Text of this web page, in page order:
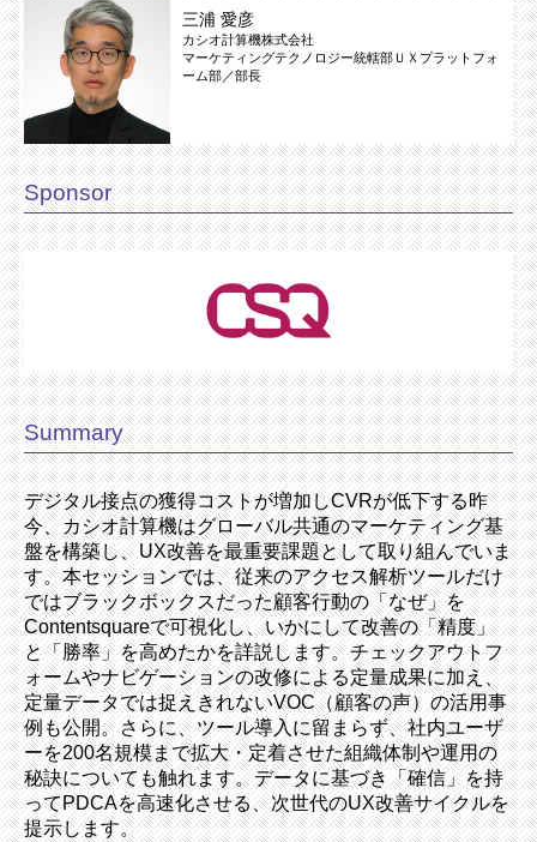
三浦 愛彦
カシオ計算機株式会社
マーケティングテクノロジー統轄部ＵＸプラットフォ
ーム部／部長
Sponsor
Summary
デジタル接点の獲得コストが増加しCVRが低下する昨
今、カシオ計算機はグローバル共通のマーケティング基
盤を構築し、UX改善を最重要課題として取り組んでいま
す。本セッションでは、従来のアクセス解析ツールだけ
ではブラックボックスだった顧客行動の「なぜ」を
Contentsquareで可視化し、いかにして改善の「精度」
と「勝率」を高めたかを詳説します。チェックアウトフ
ォームやナビゲーションの改修による定量成果に加え、
定量データでは捉えきれないVOC（顧客の声）の活用事
例も公開。さらに、ツール導入に留まらず、社内ユーザ
ーを200名規模まで拡大・定着させた組織体制や運用の
秘訣についても触れます。データに基づき「確信」を持
ってPDCAを高速化させる、次世代のUX改善サイクルを
提示します。